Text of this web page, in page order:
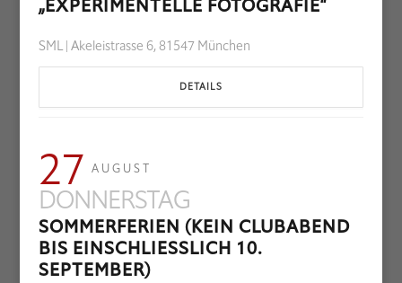
„EXPERIMENTELLE FOTOGRAFIE“
SML | Akeleistrasse 6, 81547 München
DETAILS
27 AUGUST
DONNERSTAG
SOMMERFERIEN (KEIN CLUBABEND
BIS EINSCHLIESSLICH 10. S
EPTEMBER)